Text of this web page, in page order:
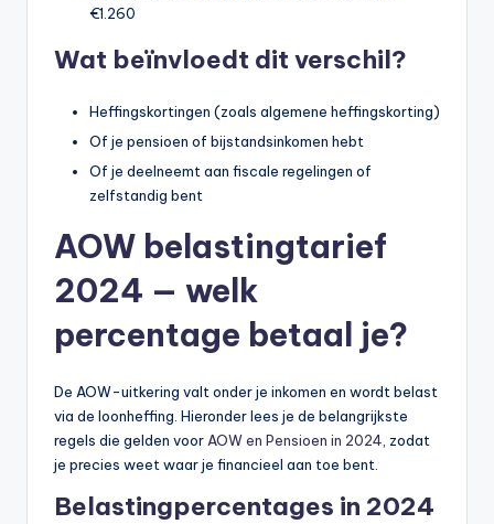
€1.260
Wat beïnvloedt dit verschil?
Heffingskortingen (zoals algemene heffingskorting)
Of je pensioen of bijstandsinkomen hebt
Of je deelneemt aan fiscale regelingen of
zelfstandig bent
AOW belastingtarief
2024 — welk
percentage betaal je?
De AOW-uitkering valt onder je inkomen en wordt belast
via de loonheffing. Hieronder lees je de belangrijkste
regels die gelden voorAOW en Pensioen in 2024, zodat
je precies weet waar je financieel aan toe bent.
Belastingpercentages in 2024